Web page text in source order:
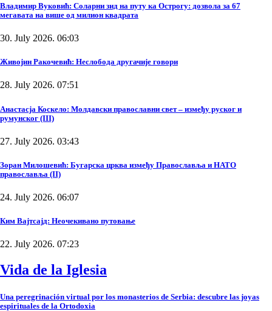
Владимир Вуковић: Соларни зид на путу ка Острогу: дозвола за 67
мегавата на више од милион квадрата
30. July 2026. 06:03
Живојин Ракочевић: Неслобода другачије говори
28. July 2026. 07:51
Анастасја Коскело: Молдавски православни свет – између руског и
румунског (III)
27. July 2026. 03:43
Зоран Милошевић: Бугарска црква између Православља и НАТО
православља (II)
24. July 2026. 06:07
Ким Вајтсајд: Неочекивано путовање
22. July 2026. 07:23
Vida de la Iglesia
Una peregrinación virtual por los monasterios de Serbia: descubre las joyas
espirituales de la Ortodoxia